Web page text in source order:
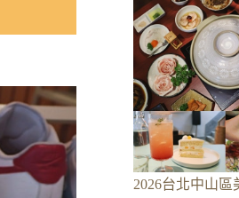
2026台北中山區